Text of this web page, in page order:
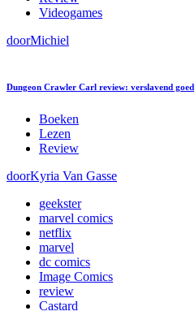
Videogames
doorMichiel
Dungeon Crawler Carl review: verslavend goed
Boeken
Lezen
Review
doorKyria Van Gasse
geekster
marvel comics
netflix
marvel
dc comics
Image Comics
review
Castard